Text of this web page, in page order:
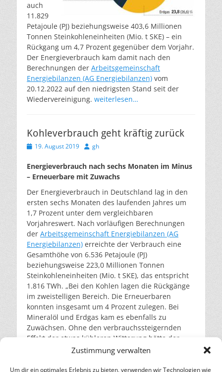
Zustimmung verwalten
Um dir ein optimales Erlebnis zu bieten, verwenden wir Technologien wie
auch
11.829
Petajoule (PJ) beziehungsweise 403,6 Millionen
Tonnen Steinkohleneinheiten (Mio. t SKE) – ein
Rückgang um 4,7 Prozent gegenüber dem Vorjahr.
Der Energieverbrauch kam damit nach den
Berechnungen der Arbeitsgemeinschaft
Energiebilanzen (AG Energiebilanzen) vom
20.12.2022 auf den niedrigsten Stand seit der
Wiedervereinigung. weiterlesen…
Kohleverbrauch geht kräftig zurück
Veröffentlicht
19. August 2019 Autor
gh
Energieverbrauch nach sechs Monaten im Minus
– Erneuerbare mit Zuwachs
Der Energieverbrauch in Deutschland lag in den
ersten sechs Monaten des laufenden Jahres um
1,7 Prozent unter dem vergleichbaren
Vorjahreswert. Nach vorläufigen Berechnungen
der Arbeitsgemeinschaft Energiebilanzen (AG
Energiebilanzen) erreichte der Verbrauch eine
Gesamthöhe von 6.536 Petajoule (PJ)
beziehungsweise 223,0 Millionen Tonnen
Steinkohleneinheiten (Mio. t SKE), das entspricht
1.816 TWh. „Bei den Kohlen lagen die Rückgänge
im zweistelligen Bereich. Die Erneuerbaren
konnten insgesamt um 4 Prozent zulegen. Bei
Mineralöl und Erdgas kam es ebenfalls zu
Zuwächsen. Ohne den verbrauchssteigernden
Effekt der etwas kühleren Witterung hätte der
Verbrauchsrückgang nach Berechnungen der AG
gelegen“, so derAGEB-Pressedienstvom